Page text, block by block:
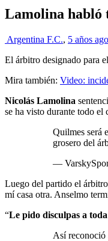
Lamolina habló
Argentina F.C., 5 años ago
El árbitro designado para
Mira también: Video:
Nicolás Lamolina
se ha visto durante todo el
Quilmes será
grosero del
—
Luego del partido el
mí casa otra. Anselmo
“Le pido disculpas a
Así reconoció